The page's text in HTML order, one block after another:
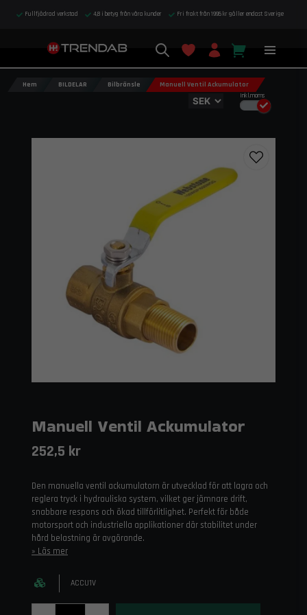
Fullfjädrad verkstad 4,8 i betyg från våra kunder Fri frakt från 1995 kr gäller endast Sverige
Inkl.moms
Hem BILDELAR Bilbränsle Manuell Ventil Ackumulator
Manuell Ventil Ackumulator
252,5 kr
Den manuella ventil ackumulatorn är utvecklad för att lagra och
reglera tryck i hydrauliska system, vilket ger jämnare drift,
snabbare respons och ökad tillförlitlighet. Perfekt för både
motorsport och industriella applikationer där stabilitet under
hård belastning är avgörande.
Läs mer
ACCU1V